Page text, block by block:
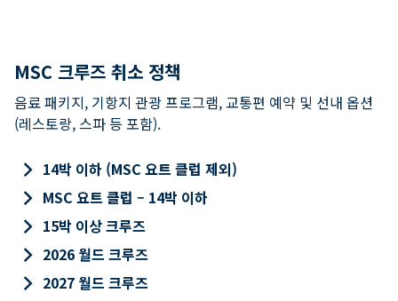
MSC 크루즈 취소 정책
음료 패키지, 기항지 관광 프로그램, 교통편 예약 및 선내 옵션
(레스토랑, 스파 등 포함).
keyboard_arrow_right 14박 이하 (MSC 요트 클럽 제외)
keyboard_arrow_right MSC 요트 클럽 – 14박 이하
keyboard_arrow_right 15박 이상 크루즈
keyboard_arrow_right 2026 월드 크루즈
keyboard_arrow_right 2027 월드 크루즈